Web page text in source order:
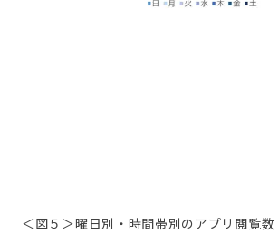
＜図５＞曜日別・時間帯別のアプリ閲覧数